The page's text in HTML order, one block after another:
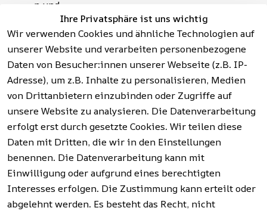
Ihre Privatsphäre ist uns wichtig
Wir verwenden Cookies und ähnliche Technologien auf
unserer Website und verarbeiten personenbezogene
Daten von Besucher:innen unserer Webseite (z.B. IP-
Adresse), um z.B. Inhalte zu personalisieren, Medien
von Drittanbietern einzubinden oder Zugriffe auf
unsere Website zu analysieren. Die Datenverarbeitung
erfolgt erst durch gesetzte Cookies. Wir teilen diese
Daten mit Dritten, die wir in den Einstellungen
benennen. Die Datenverarbeitung kann mit
Einwilligung oder aufgrund eines berechtigten
Interesses erfolgen. Die Zustimmung kann erteilt oder
abgelehnt werden. Es besteht das Recht, nicht
n und
Aktionsartik
el rund um
Werkzeuge,
Garten,
Haushalt
und mehr.
Vertrag
widerrufen
tserklärung
Widerrufsrech
t
Hinweise zur
Batterieentso
rgung
&
Sicherhei
t
Häufige
Fragen
(FAQ)
Facebook |
Instagram |
Newsletter
AGB | Impressum |
Datenschutzerklärung |
Barrierefreiheitserklärung |